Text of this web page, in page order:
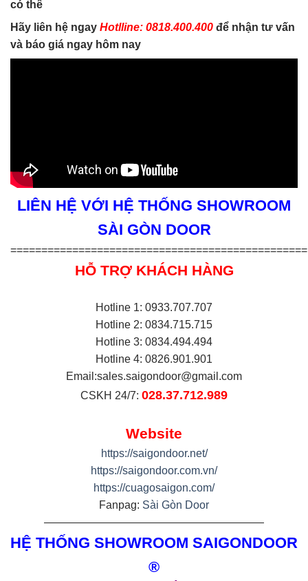
có thể
Hãy liên hệ ngay Hotlline: 0818.400.400 để nhận tư vấn
và báo giá ngay hôm nay
LIÊN HỆ VỚI HỆ THỐNG SHOWROOM
SÀI GÒN DOOR
================================================
HỖ TRỢ KHÁCH HÀNG
Hotline 1: 0933.707.707
Hotline 2: 0834.715.715
Hotline 3: 0834.494.494
Hotline 4: 0826.901.901
Email:sales.saigondoor@gmail.com
CSKH 24/7: 028.37.712.989
Website
https://saigondoor.net/
https://saigondoor.com.vn/
https://cuagosaigon.com/
Fanpag: Sài Gòn Door
————————————————————
HỆ THỐNG SHOWROOM SAIGONDOOR
®